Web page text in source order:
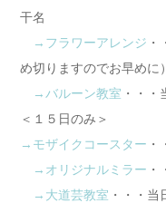
干名
→フラワーアレンジ
め切りますのでお早めに）
→バルーン教室 ・・
＜１５日のみ＞
→モザイクコースター
→オリジナルミラー
→大道芸教室 ・・・